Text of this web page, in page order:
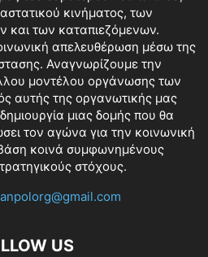
κινήματος, των
και των καταπιεζόμενων.
απελευθέρωση μέσω της
Αναγνωρίζουμε την
μοντέλου οργάνωσης των
αυτής της οργανωτικής μας
μιας δομής που θα
τον αγώνα για την κοινωνική
κοινά συμφωνημένους
στόχους.
anpolorg@gmail.com
US